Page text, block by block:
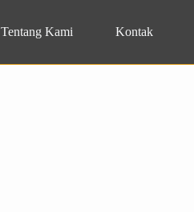
Tentang Kami Kontak